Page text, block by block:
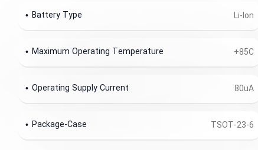
Li-Ion
Battery Type
+85C
Maximum Operating Temperature
80uA
Operating Supply Current
TSOT-23-6
Package-Case